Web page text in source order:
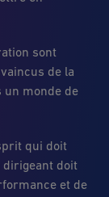
sont
de la
un monde de
qui doit
dirigeant doit
et de